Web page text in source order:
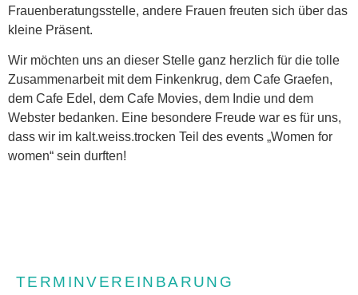
Frauenberatungsstelle, andere Frauen freuten sich über das
kleine Präsent.
Wir möchten uns an dieser Stelle ganz herzlich für die tolle
Zusammenarbeit mit dem Finkenkrug, dem Cafe Graefen,
dem Cafe Edel, dem Cafe Movies, dem Indie und dem
Webster bedanken. Eine besondere Freude war es für uns,
dass wir im kalt.weiss.trocken Teil des events „Women for
women“ sein durften!
TERMINVEREINBARUNG